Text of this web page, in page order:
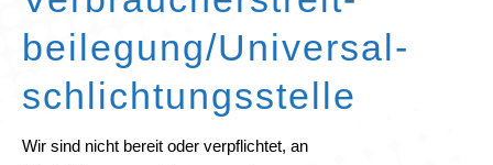
beilegung/Universal­
schlichtungs­stelle
Wir sind nicht bereit oder verpflichtet, an